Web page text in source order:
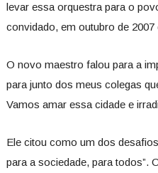
levar essa orquestra para o
convidado, em outubro de
O novo maestro falou para a
para junto dos meus colegas
Vamos amar essa cidade e
Ele citou como um dos
para a sociedade, para todos”.